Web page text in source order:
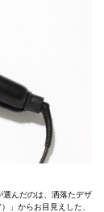
んだのは、洒落たデザ
」からお目見えした、